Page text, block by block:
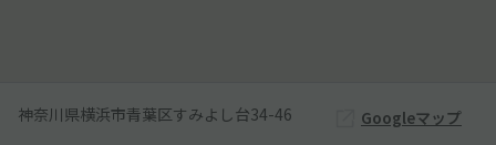
神奈川県横浜市青葉区すみよし台34-46 Googleマップ